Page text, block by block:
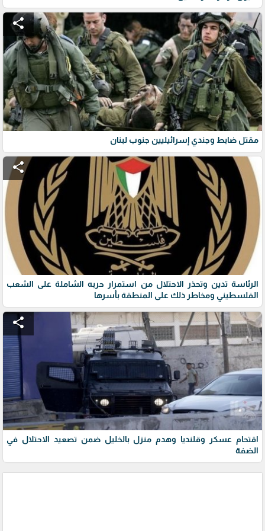
share
مقتل ضابط وجندي إسرائيليين جنوب لبنان
share
الرئاسة تدين وتحذر الاحتلال من استمرار حربه الشاملة على الشعب
الفلسطيني ومخاطر ذلك على المنطقة بأسرها
share
اقتحام عسكر وقلنديا وهدم منزل بالخليل ضمن تصعيد الاحتلال في
الضفة